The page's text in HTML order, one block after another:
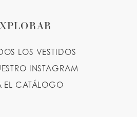
LOS VESTIDOS
INSTAGRAM
EL CATÁLOGO